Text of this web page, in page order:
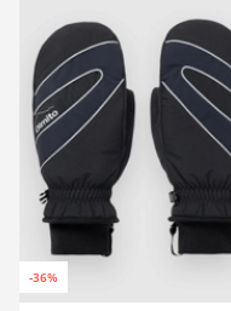
-36%